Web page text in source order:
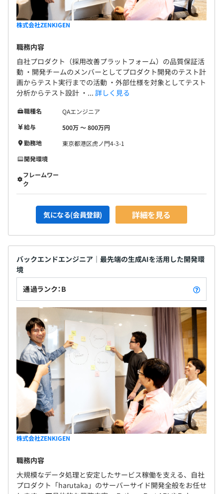
株式会社ZENKIGEN
職務内容
自社プロダクト（採用改善プラットフォーム）の品質保証活
動 ・開発チームのメンバーとしてプロダクト開発のテスト計
画からテスト実行までの活動 ・外部仕様を対象としてテスト
分析からテスト設計 ・... 詳しく見る
職種名
QAエンジニア
給与
500万 〜 800万円
勤務地
東京都港区虎ノ門4-3-1
開発環境
フレームワー
ク
気になる(会員登録) 詳細を見る
バックエンドエンジニア｜最先端の生成AIを活用した開発環
境
通過ランク：B
株式会社ZENKIGEN
職務内容
大規模なデータ処理と安定したサービス稼働を支える、自社
プロダクト「harutaka」のサーバーサイド開発全般をお任せ